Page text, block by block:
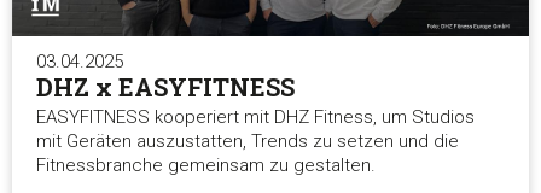
03.04.2025
DHZ x EASYFITNESS
EASYFITNESS kooperiert mit DHZ Fitness, um Studios
mit Geräten auszustatten, Trends zu setzen und die
Fitnessbranche gemeinsam zu gestalten.